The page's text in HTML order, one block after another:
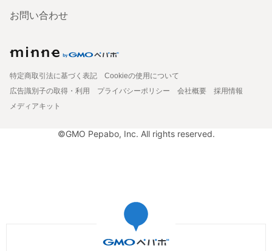
お問い合わせ
特定商取引法に基づく表記
Cookieの使用について
広告識別子の取得・利用
プライバシーポリシー 会社概要
採用情報
メディアキット
©GMO Pepabo, Inc. All rights reserved.